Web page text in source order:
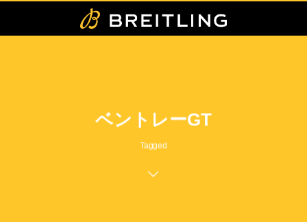
ベントレーGT
Tagged